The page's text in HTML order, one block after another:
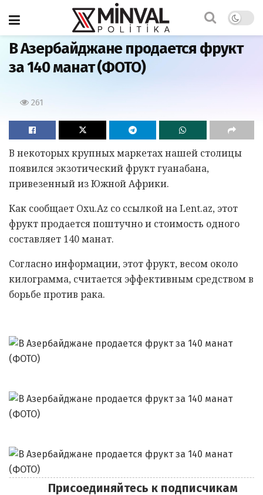
Главная
В Азербайджане продается фрукт
за 140 манат (ФОТО)
261
В некоторых крупных маркетах нашей столицы
появился экзотический фрукт гуанабана,
привезенный из Южной Африки.
Как сообщает Oxu.Az со ссылкой на Lent.az, этот
фрукт продается поштучно и стоимость одного
составляет 140 манат.
Согласно информации, этот фрукт, весом около
килограмма, считается эффективным средством в
борьбе против рака.
Присоединяйтесь к подписчикам